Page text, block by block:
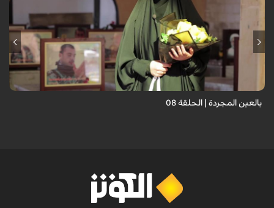
برنامج "بالعين المجردة" هو توثيق إنسانيٌّ شجاعٌ للحياة تحت وطأة الحرب،
حيث نستمع فيه إلى شهاداتٍ حيّةٍ لأشخاص عايشوا التفجيرات والدمار، فنرى
بعيونهم ت...
بالعين المجردة | الحلقة 08